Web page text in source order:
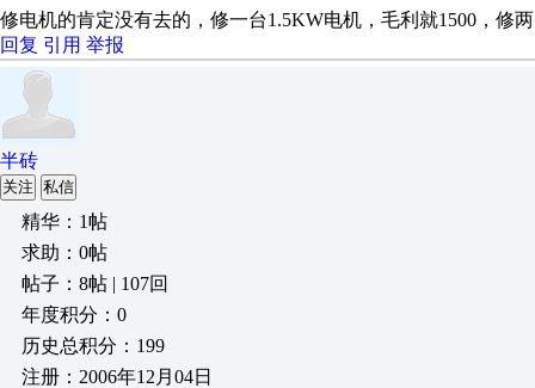
修电机的肯定没有去的，修一台1.5KW电机，毛利就1500，修
回复 引用 举报
半砖
关注 私信
精华：1帖
求助：0帖
帖子：8帖 | 107回
年度积分：0
历史总积分：199
注册：2006年12月04日